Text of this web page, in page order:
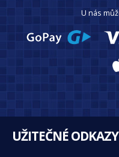
U nás
UŽITEČNÉ ODKAZY